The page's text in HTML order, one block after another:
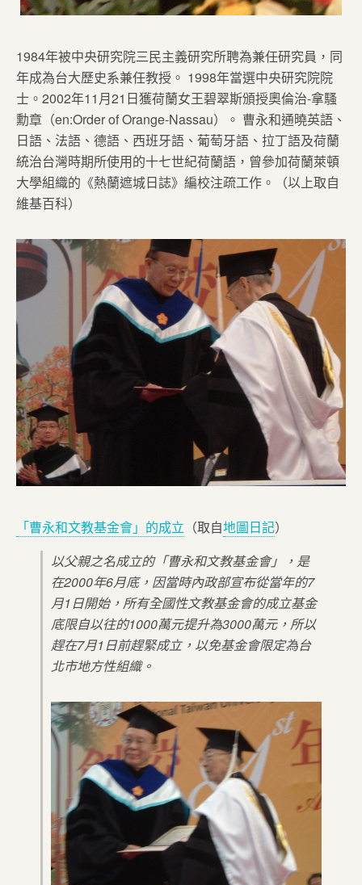
1984年被中央研究院三民主義研究所聘為兼任研究員，同
年成為台大歷史系兼任教授。 1998年當選中央研究院院
士。2002年11月21日獲荷蘭女王碧翠斯頒授奧倫治-拿騷
勳章（en:Order of Orange-Nassau）。 曹永和通曉英語、
日語、法語、德語、西班牙語、葡萄牙語、拉丁語及荷蘭
統治台灣時期所使用的十七世紀荷蘭語，曾參加荷蘭萊頓
大學組織的《熱蘭遮城日誌》編校注疏工作。（以上取自
維基百科）
「曹永和文教基金會」的成立 （取自地圖日記）
以父親之名成立的「曹永和文教基金會」，是
在2000年6月底，因當時內政部宣布從當年的7
月1日開始，所有全國性文教基金會的成立基金
底限自以往的1000萬元提升為3000萬元，所以
趕在7月1日前趕緊成立，以免基金會限定為台
北市地方性組織。